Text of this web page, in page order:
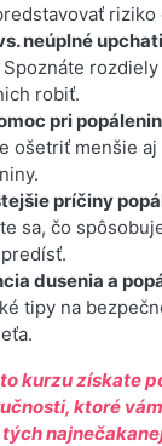
riziko
neúplné
Spoznáte
robiť.
pri
ošetriť menšie aj
príčiny
sa, čo
dusenia a
tipy na
kurzu získate
ktoré